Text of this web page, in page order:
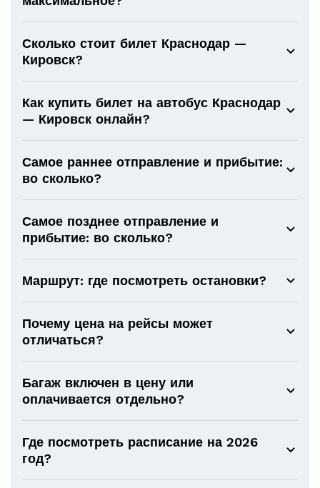
Сколько стоит билет Краснодар —
Кировск?
Как купить билет на автобус Краснодар
— Кировск онлайн?
Самое раннее отправление и прибытие:
во сколько?
Самое позднее отправление и
прибытие: во сколько?
Маршрут: где посмотреть остановки?
Почему цена на рейсы может
отличаться?
Багаж включен в цену или
оплачивается отдельно?
Где посмотреть расписание на 2026
год?